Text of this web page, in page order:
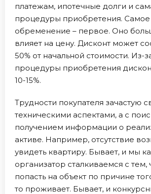
платежам, ипотечные долги и
процедуры приобретения. Самое
обременение – первое. Оно
влияет на цену. Дисконт может
50% от начальной стоимости. Из-
процедуры приобретения
10-15%.
Трудности покупателя зачастую
техническими аспектами, а с
получением информации о
активе. Например, отсутствие
увидеть квартиру. Бывает, и мы
организатор сталкиваемся с
попасть на объект по причине
то проживает. Бывает, и